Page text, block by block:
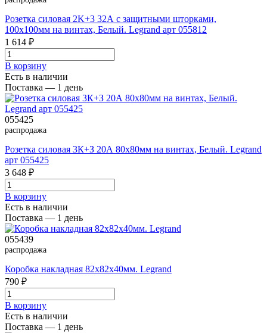
Розетка силовая 2K+3 32А с защитными шторками,
100x100мм на винтах, Белый. Legrand арт 055812
1 614 ₽
В корзинy
Есть в наличии
Поставка — 1 день
055425
распродажа
Розетка силовая 3К+З 20А 80x80мм на винтах, Белый. Legrand
арт 055425
3 648 ₽
В корзинy
Есть в наличии
Поставка — 1 день
055439
распродажа
Коробка накладная 82х82х40мм. Legrand
790 ₽
В корзинy
Есть в наличии
Поставка — 1 день